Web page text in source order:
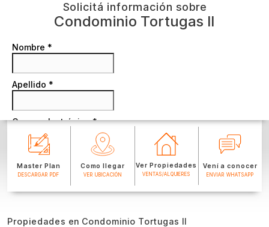
Solicitá información sobre
Condominio Tortugas II
Master Plan
DESCARGAR PDF
Como llegar
VER UBICACIÓN
Ver Propiedades
VENTAS/ALQUIERES
Vení a conocer
ENVIAR WHATSAPP
Propiedades en Condominio Tortugas II